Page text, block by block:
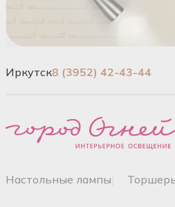
Иркутск8 (3952) 42-43-44
настольные лампы